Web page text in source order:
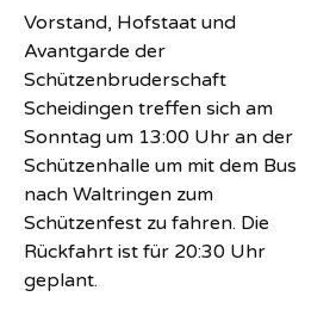
Vorstand, Hofstaat und
Avantgarde der
Schützenbruderschaft
Scheidingen treffen sich am
Sonntag um 13:00 Uhr an der
Schützenhalle um mit dem Bus
nach Waltringen zum
Schützenfest zu fahren. Die
Rückfahrt ist für 20:30 Uhr
geplant.